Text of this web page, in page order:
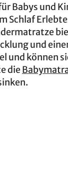
Babys und
Schlaf
und
und können
die